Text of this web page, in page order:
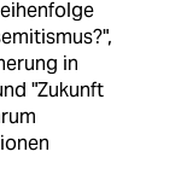
in
"Zukunft